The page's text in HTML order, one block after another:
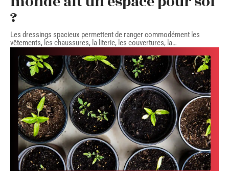
?
Les dressings spacieux permettent de ranger commodément les
vêtements, les chaussures, la literie, les couvertures, la…